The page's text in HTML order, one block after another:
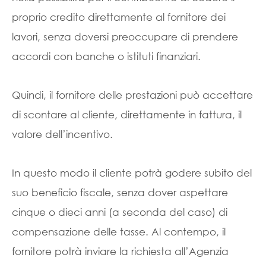
proprio credito direttamente al fornitore dei
lavori, senza doversi preoccupare di prendere
accordi con banche o istituti finanziari.
Quindi, il fornitore delle prestazioni può accettare
di scontare al cliente, direttamente in fattura, il
valore dell’incentivo.
In questo modo il cliente potrà godere subito del
suo beneficio fiscale, senza dover aspettare
cinque o dieci anni (a seconda del caso) di
compensazione delle tasse. Al contempo, il
fornitore potrà inviare la richiesta all’Agenzia